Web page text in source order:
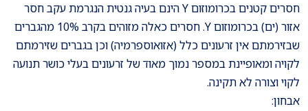
חסרים קטנים בכרומוזום Y הינם בעיה גנטית הנגרמת עקב חסר
אזור (ים) בכרומוזום Y. חסרים כאלה מזוהים בקרב 10% מהגברים
שבזירמתם אין זרעונים כלל (אזואוספרמיה) וכן בגברים שזירמתם
לקויה ומאופיינת במספר נמוך מאוד של זרעונים בעלי כושר תנועה
לקוי וצורה לא תקינה.
אבחון: